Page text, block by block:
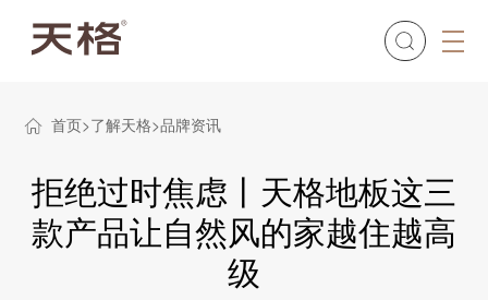
首页 了解天格 品牌资讯
拒绝过时焦虑丨天格地板这三
款产品让自然风的家越住越高
级